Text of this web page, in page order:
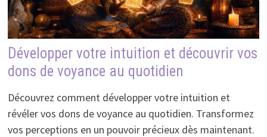
Développer votre intuition et découvrir vos
dons de voyance au quotidien
Découvrez comment développer votre intuition et
révéler vos dons de voyance au quotidien. Transformez
vos perceptions en un pouvoir précieux dès maintenant.